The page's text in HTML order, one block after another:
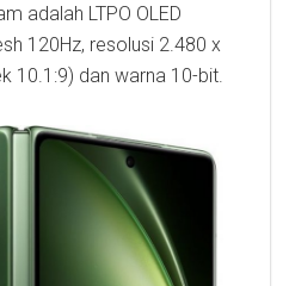
adalah LTPO OLED
120Hz, resolusi 2.480 x
10.1:9) dan warna 10-bit.